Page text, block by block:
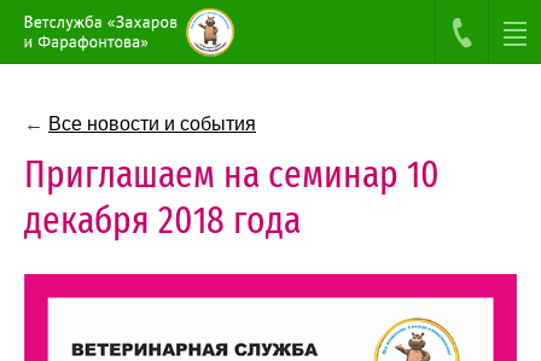
← Все новости и события
Приглашаем на семинар 10
декабря 2018 года